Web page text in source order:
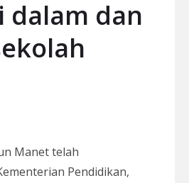
dalam dan
Manet telah
Pendidikan,